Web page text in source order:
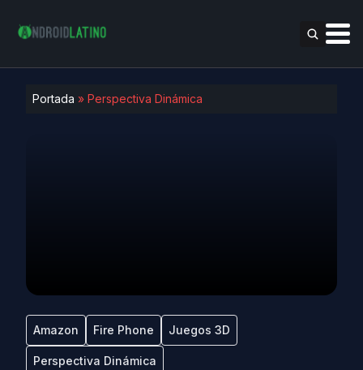
Portada » Perspectiva Dinámica
Amazon Fire Phone Juegos 3D
Perspectiva Dinámica